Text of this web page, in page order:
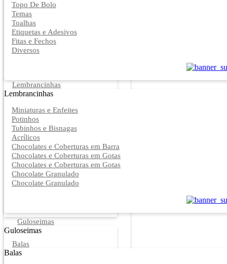
Topo De Bolo
Temas
Toalhas
Etiquetas e Adesivos
Fitas e Fechos
Diversos
Lembrancinhas
Lembrancinhas
Miniaturas e Enfeites
Potinhos
Tubinhos e Bisnagas
Acrílicos
Chocolates e Coberturas em Barra
Chocolates e Coberturas em Gotas
Chocolates e Coberturas em Gotas
Chocolate Granulado
Chocolate Granulado
Guloseimas
Guloseimas
Balas
Balas